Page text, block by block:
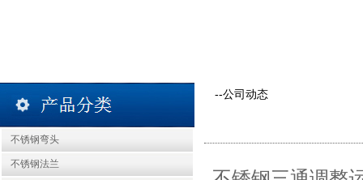
不锈钢弯头
不锈钢法兰
--公司动态